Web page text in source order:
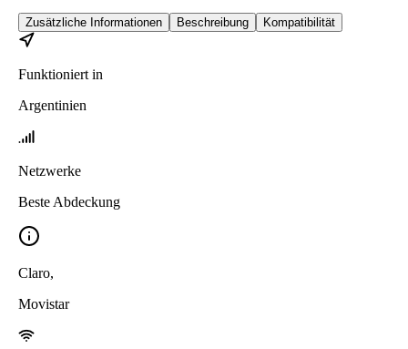
Zusätzliche Informationen Beschreibung Kompatibilität
Funktioniert in
Argentinien
Netzwerke
Beste Abdeckung
Claro,
Movistar